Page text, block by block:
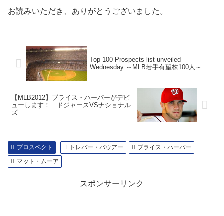
お読みいただき、ありがとうございました。
Top 100 Prospects list unveiled
Wednesday ～MLB若手有望株100人～
【MLB2012】ブライス・ハーパーがデビ
ューします！ ドジャースVSナショナル
ズ
プロスペクト トレバー・バウアー
ブライス・ハーパー
マット・ムーア
スポンサーリンク